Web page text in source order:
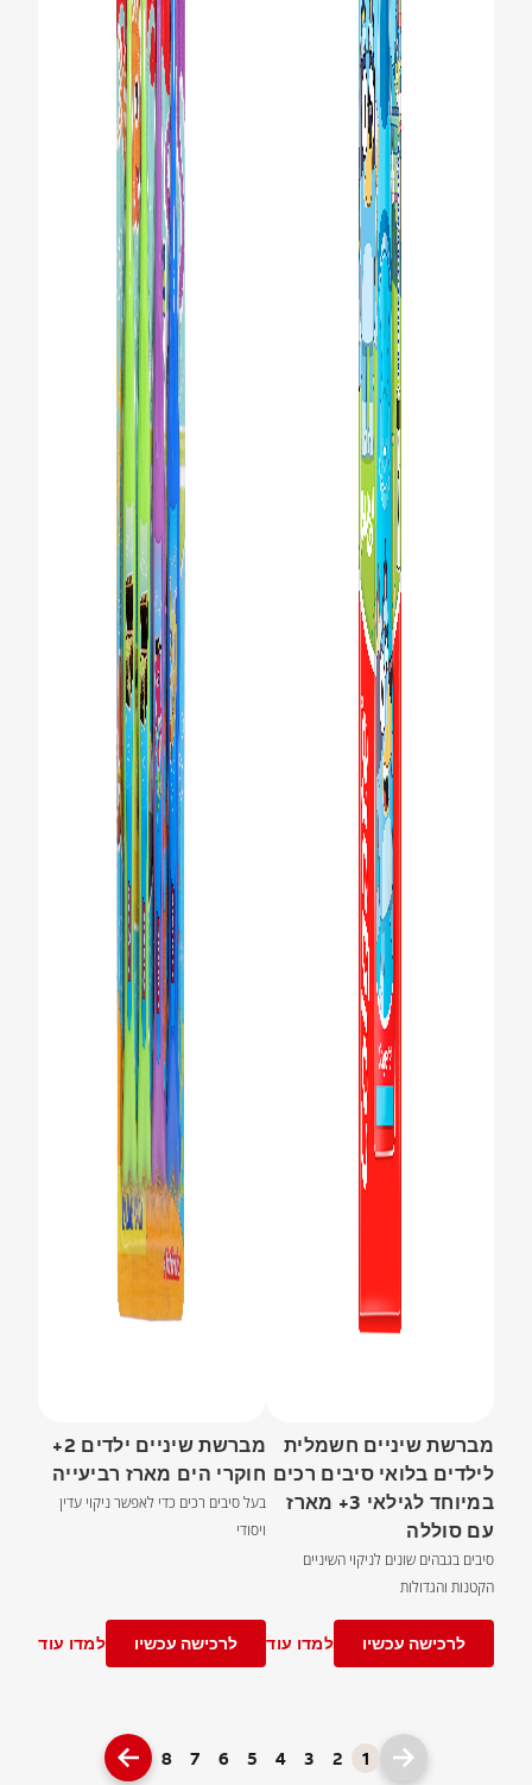
מברשת שיניים חשמלית
לילדים בלואי סיבים רכים
במיוחד לגילאי 3+ מארז
עם סוללה
סיבים בגבהים שונים לניקוי השיניים
הקטנות והגדולות
לרכישה עכשיו למדו עוד
מברשת שיניים ילדים 2+
חוקרי הים מארז רביעייה
בעל סיבים רכים כדי לאפשר ניקוי עדין
ויסודי
לרכישה עכשיו למדו עוד
1
2
3
4
5
6
7
8